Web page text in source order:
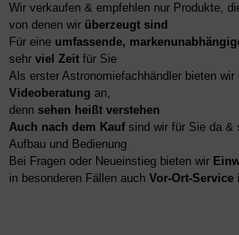
Wir verkaufen & empfehlen nur Produkte,
von denen wir überzeugt sind
Für eine umfassende,
sehr viel Zeit für Sie
Als erster Astronomiefachhändler bieten wir
Videoberatung an,
denn sehen heißt verstehen
Auch nach dem Kaufsind wir für Sie da &
Aufbau und Bedienung
Bei Fragen oder Neueinstieg bieten wir
in besonderen Fällen auch Vor-Ort-Service